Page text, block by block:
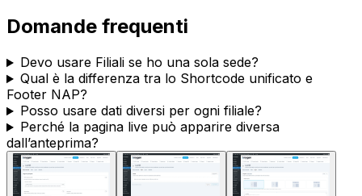
Domande frequenti
Devo usare Filialise ho una sola sede?
Qual è la differenza tra lo Shortcode unificato e
Footer NAP?
Posso usare dati diversi per ogni filiale?
Perché la pagina live può apparire diversa
dall’anteprima?